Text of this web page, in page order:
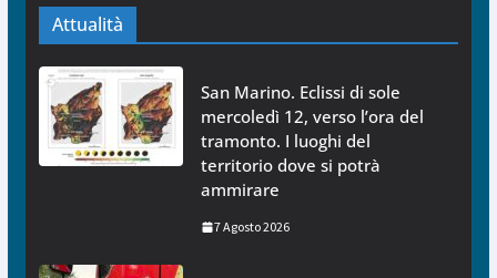
Attualità
San Marino. Eclissi di sole
mercoledì 12, verso l’ora del
tramonto. I luoghi del
territorio dove si potrà
ammirare
7 Agosto 2026